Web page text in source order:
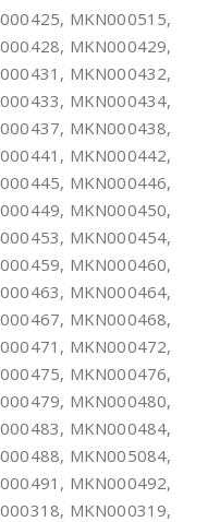
MKN000515,
MKN000429,
MKN000432,
MKN000434,
MKN000438,
MKN000442,
MKN000446,
MKN000450,
MKN000454,
MKN000460,
MKN000464,
MKN000468,
MKN000472,
MKN000476,
MKN000480,
MKN000484,
MKN005084,
MKN000492,
MKN000319,